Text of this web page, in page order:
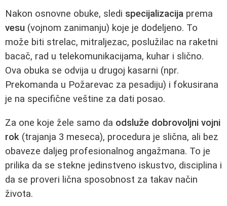
Nakon osnovne obuke, sledi specijalizacija prema
vesu (vojnom zanimanju) koje je dodeljeno. To
može biti strelac, mitraljezac, poslužilac na raketni
bacač, rad u telekomunikacijama, kuhar i slično.
Ova obuka se odvija u drugoj kasarni (npr.
Prekomanda u Požarevac za pesadiju) i fokusirana
je na specifične veštine za dati posao.
Za one koje žele samo da odsluže dobrovoljni vojni
rok (trajanja 3 meseca), procedura je slična, ali bez
obaveze daljeg profesionalnog angažmana. To je
prilika da se stekne jedinstveno iskustvo, disciplina i
da se proveri lična sposobnost za takav način
života.